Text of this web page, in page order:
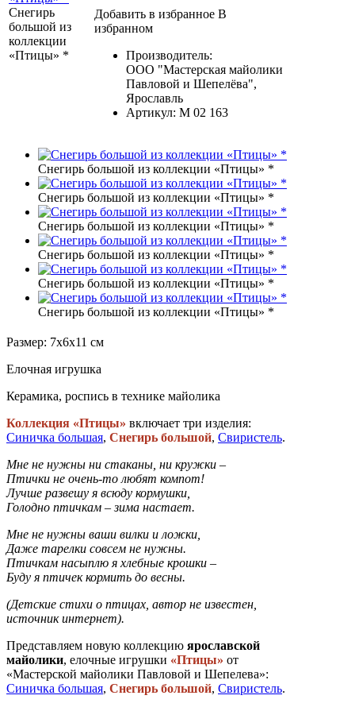
Снегирь
большой из
коллекции
«Птицы» *
Добавить в избранное В
избранном
Производитель:
ООО "Мастерская майолики
Павловой и Шепелёва",
Ярославль
Артикул: М 02 163
Снегирь большой из коллекции «Птицы» *
Снегирь большой из коллекции «Птицы» *
Снегирь большой из коллекции «Птицы» *
Снегирь большой из коллекции «Птицы» *
Снегирь большой из коллекции «Птицы» *
Снегирь большой из коллекции «Птицы» *
Размер: 7х6х11 см
Елочная игрушка
Керамика, роспись в технике майолика
Коллекция «Птицы» включает три изделия:
Синичка большая, Снегирь большой, Свиристель.
Мне не нужны ни стаканы, ни кружки –
Птички не очень-то любят компот!
Лучше развешу я всюду кормушки,
Голодно птичкам – зима настает.
Мне не нужны ваши вилки и ложки,
Даже тарелки совсем не нужны.
Птичкам насыплю я хлебные крошки –
Буду я птичек кормить до весны.
(Детские стихи о птицах, автор не известен,
источник интернет).
Представляем новую коллекцию ярославской
майолики, елочные игрушки «Птицы» от
«Мастерской майолики Павловой и Шепелева»:
Синичка большая, Снегирь большой, Свиристель.